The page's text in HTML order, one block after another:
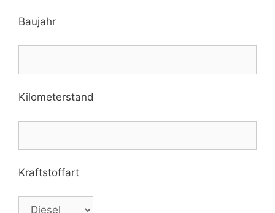
Baujahr
Kilometerstand
Kraftstoffart